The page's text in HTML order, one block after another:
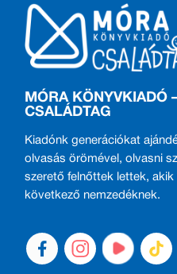
MÓRA KÖNYVKIADÓ
CSALÁDTAG
Kiadónk generációkat
olvasás örömével, olvasni
szerető felnőttek lettek,
következő nemzedéknek.